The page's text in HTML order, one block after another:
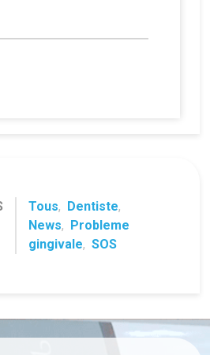
Tous, Dentiste,
News,
Probleme
gingivale, SOS